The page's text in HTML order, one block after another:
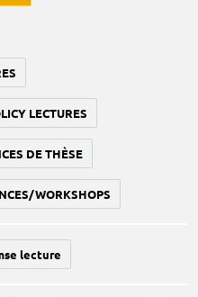
LECTURES
DE THÈSE
WORKSHOPS
lecture